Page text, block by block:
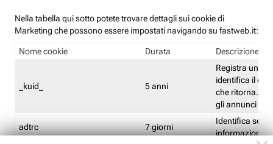
Nella tabella qui sotto potete trovare dettagli sui cookie di
Marketing che possono essere impostati navigando su fastweb.it:
Nome cookie Durata Descrizione
_kuid_ 5 anni
Registra un ID
identifica il
che ritorna.
gli annunci
adtrc 7 giorni
Identifica se
informazioni